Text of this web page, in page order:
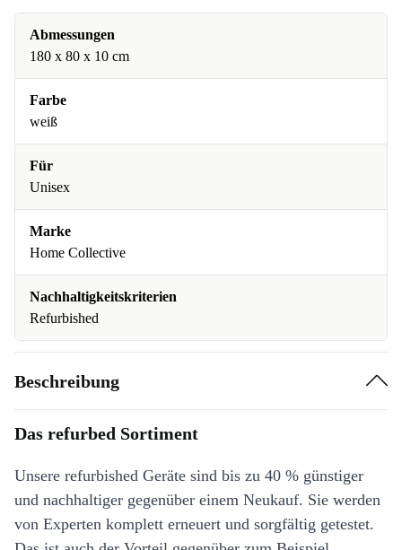
Abmessungen
180 x 80 x 10 cm
Farbe
weiß
Für
Unisex
Marke
Home Collective
Nachhaltigkeitskriterien
Refurbished
Beschreibung
Das refurbed Sortiment
Unsere refurbished Geräte sind bis zu 40 % günstiger
und nachhaltiger gegenüber einem Neukauf. Sie werden
von Experten komplett erneuert und sorgfältig getestet.